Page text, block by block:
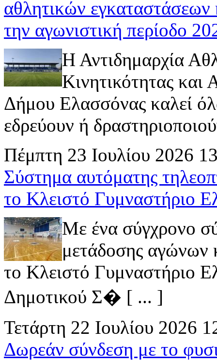
αθλητικών
την αγωνιστική περίοδο
Η Αντιδημαρχία
Κινητικότητας
Δήμου Ελασσόνας καλεί
εδρεύουν ή
Πέμπτη 23 Ιουλίου 2026
Σύστημα αυτόματης
το Κλειστό Γυμναστήριο
Με ένα σύγχρονο
μετάδοσης αγώνων
το Κλειστό Γυμναστήριο
Δημοτικού Σ� [ ... ]
Τετάρτη 22 Ιουλίου 2026
Δωρεάν σύνδεση με το